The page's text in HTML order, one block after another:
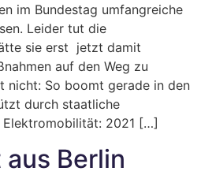
im Bundestag umfangreiche
Leider tut die
sie erst jetzt damit
auf den Weg zu
nicht: So boomt gerade in den
durch staatliche
Elektromobilität: 2021 […]
Berlin